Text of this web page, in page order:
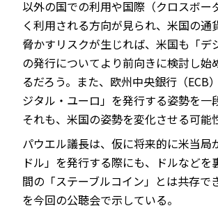
以外の国での利用や国際（クロスボー
く利用される方向が見られ、米国の通
脅かすリスクが生じれば、米国も「デ
の発行についてより前向きに検討し始
るだろう。また、欧州中央銀行（ECB
ジタル・ユーロ」を発行する姿勢を一
それも、米国の姿勢を変化させる可能
パウエル議長は、仮に将来的に米当局
ドル」を発行する際にも、ドルなどを
間の「ステーブルコイン」とは共存で
を今回の公聴会で示している。